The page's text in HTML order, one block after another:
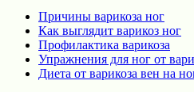
Причины варикоза ног
Как выглядит варикоз ног
Профилактика варикоза
Упражнения для ног от
Диета от варикоза вен на